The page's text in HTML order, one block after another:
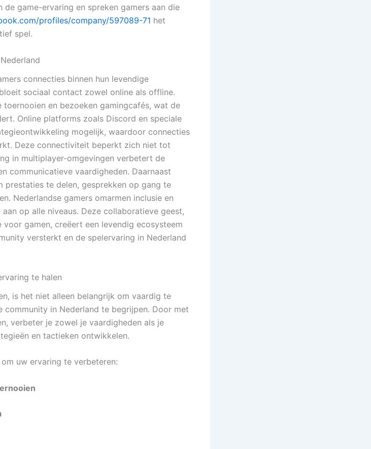
de game-ervaring en spreken gamers aan die
profiles/company/597089-71 het
spel.
connecties binnen hun levendige
sociaal contact zowel online als offline.
toernooien en bezoeken gamingcafés, wat de
Online platforms zoals Discord en speciale
mogelijk, waardoor connecties
Deze connectiviteit beperkt zich niet tot
in multiplayer-omgevingen verbetert de
communicatieve vaardigheden. Daarnaast
prestaties te delen, gesprekken op gang te
Nederlandse gamers omarmen inclusie en
op alle niveaus. Deze collaboratieve geest,
gamen, creëert een levendig ecosysteem
versterkt en de spelervaring in Nederland
te halen
is het niet alleen belangrijk om vaardig te
community in Nederland te begrijpen. Door met
verbeter je zowel je vaardigheden als je
en tactieken ontwikkelen.
uw ervaring te verbeteren: